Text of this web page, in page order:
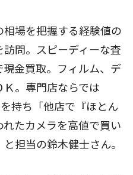
場を把握する経験値の
問。スピーディーな査
金買取。フィルム、デ
。専門店ならでは
持ち「他店で『ほとん
たカメラを高値で買い
担当の鈴木健士さん。